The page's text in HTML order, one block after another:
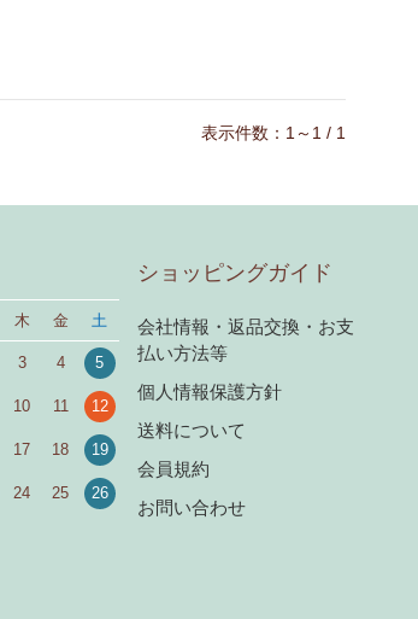
表示件数：1～1 / 1
木 金 土
3 4 5
10 11 12
17 18 19
24 25 26
ショッピングガイド
会社情報・返品交換・お支
払い方法等
個人情報保護方針
送料について
会員規約
お問い合わせ